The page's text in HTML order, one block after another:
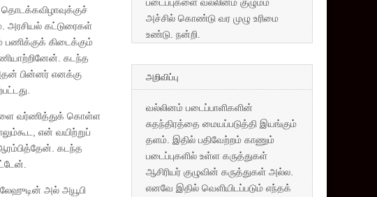
தொடக்கவிழாவுக்குச்
அரசியல் கட்டுரைகள்
பணிக்குக் கிடைக்கும்
கடந்த
பின்னர் எனக்கு
வர்ணித்துக் கொள்ள
என் வயிற்றுப்
கடந்த
அல் அயூபி
படைப்புகளை வல்லினம் குழுமம்
அச்சில் கொண்டு வர முழு உரிமை
உண்டு. நன்றி.
அறிவிப்பு
வல்லினம் படைப்பாளிகளின்
சுதந்திரத்தை மையப்படுத்தி இயங்கும்
தளம். இதில் பதிவேற்றம் காணும்
படைப்புகளில் உள்ள கருத்துகள்
ஆசிரியர் குழுவின் கருத்துகள் அல்ல.
எனவே இதில் வெளியிடப்படும் எந்தக்